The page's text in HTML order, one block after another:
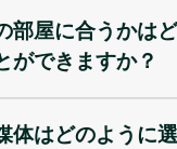
部屋に合うかは
ができますか？
体はどのように